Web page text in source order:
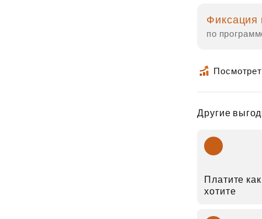
Фиксация
по
Другие
Платите как
хотите